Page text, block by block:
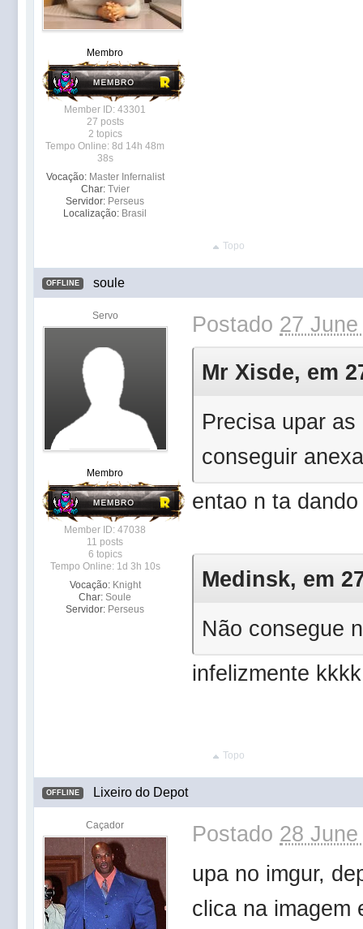
Membro
Member ID: 43301
27 posts
2 topics
Tempo Online: 8d 14h 48m
38s
Vocação: Master Infernalist
Char: Tvier
Servidor: Perseus
Localização: Brasil
Topo
OFFLINE soule
Servo
Membro
Member ID: 47038
11 posts
6 topics
Tempo Online: 1d 3h 10s
Vocação: Knight
Char: Soule
Servidor: Perseus
Postado 27
Mr Xisde, em
Precisa upar
conseguir
entao n ta
Medinsk, em
Não consegue
infelizmente kkkk
Topo
OFFLINE Lixeiro do Depot
Caçador Postado 28
upa no imgur,
clica na imagem